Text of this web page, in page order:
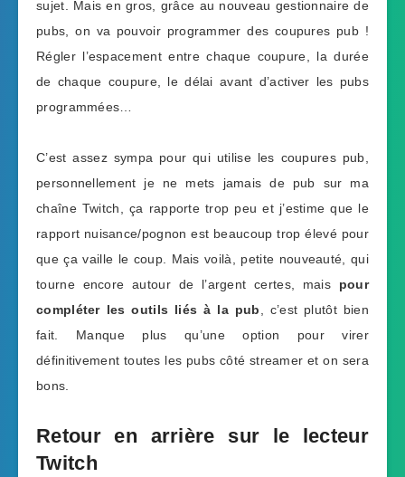
sujet. Mais en gros, grâce au nouveau gestionnaire de
pubs, on va pouvoir programmer des coupures pub !
Régler l’espacement entre chaque coupure, la durée
de chaque coupure, le délai avant d’activer les pubs
programmées…
C’est assez sympa pour qui utilise les coupures pub,
personnellement je ne mets jamais de pub sur ma
chaîne Twitch, ça rapporte trop peu et j’estime que le
rapport nuisance/pognon est beaucoup trop élevé pour
que ça vaille le coup. Mais voilà, petite nouveauté, qui
tourne encore autour de l’argent certes, mais pour
compléter les outils liés à la pub
, c’est plutôt bien
fait. Manque plus qu’une option pour virer
définitivement toutes les pubs côté streamer et on sera
bons.
Retour en arrière sur le lecteur
Twitch